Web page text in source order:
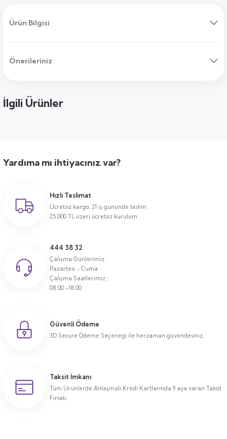
Ürün Bilgisi
Önerileriniz
İlgili Ürünler
Yardıma mı ihtiyacınız var?
Hızlı Teslimat
Ücretsiz kargo, 21 iş gününde teslim
25.000 TL üzeri ücretsiz kurulum
444 38 32
Çalışma Günlerimiz :
Pazartesi - Cuma
Çalışma Saatlerimiz :
08.00 -18.00
Güvenli Ödeme
3D Secure Ödeme Seçeneği ile herzaman güvendesiniz.
Taksit İmkanı
Tüm Ürünlerde Anlaşmalı Kredi Kartlarında 9 aya varan Taksit
Fırsatı.